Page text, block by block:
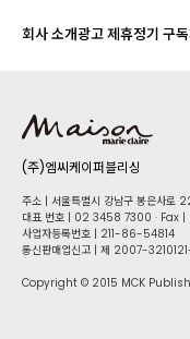
회사 소개광고 제휴정기 구독
(주)엠씨케이퍼블리싱
주소 | 서울특별시 강남구 봉은사로
대표 번호 | 02 34​58 7300 · Fax |
사업자등록번호 | 211-86-5​4814
통신판매업신고 | 제 2007-
Copyright © 2015 MCK